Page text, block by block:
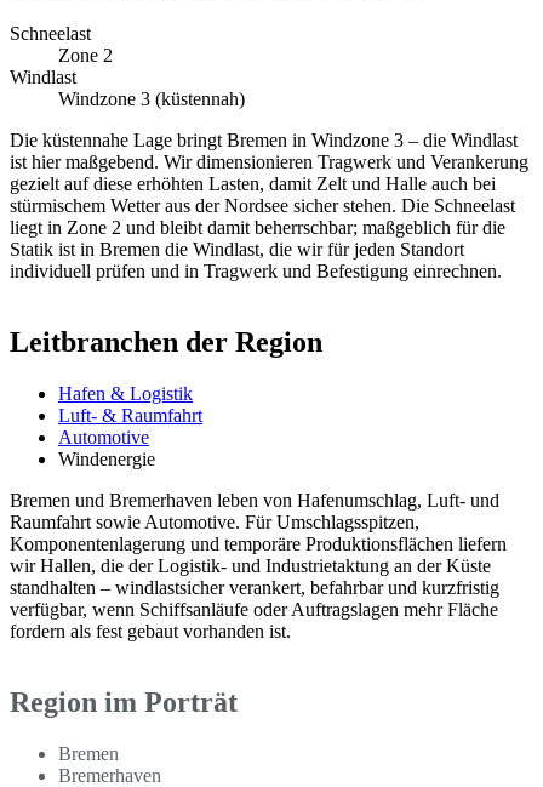
Schneelast
Zone 2
Windlast
Windzone 3 (küstennah)
Die küstennahe Lage bringt Bremen in Windzone 3 – die Windlast
ist hier maßgebend. Wir dimensionieren Tragwerk und Verankerung
gezielt auf diese erhöhten Lasten, damit Zelt und Halle auch bei
stürmischem Wetter aus der Nordsee sicher stehen. Die Schneelast
liegt in Zone 2 und bleibt damit beherrschbar; maßgeblich für die
Statik ist in Bremen die Windlast, die wir für jeden Standort
individuell prüfen und in Tragwerk und Befestigung einrechnen.
Leitbranchen der Region
Hafen & Logistik
Luft- & Raumfahrt
Automotive
Windenergie
Bremen und Bremerhaven leben von Hafenumschlag, Luft- und
Raumfahrt sowie Automotive. Für Umschlagsspitzen,
Komponentenlagerung und temporäre Produktionsflächen liefern
wir Hallen, die der Logistik- und Industrietaktung an der Küste
standhalten – windlastsicher verankert, befahrbar und kurzfristig
verfügbar, wenn Schiffsanläufe oder Auftragslagen mehr Fläche
fordern als fest gebaut vorhanden ist.
Region im Porträt
Bremen
Bremerhaven